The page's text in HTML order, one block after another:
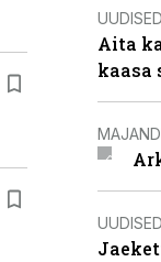
UUDISED
Aita
kaasa
UUDISED